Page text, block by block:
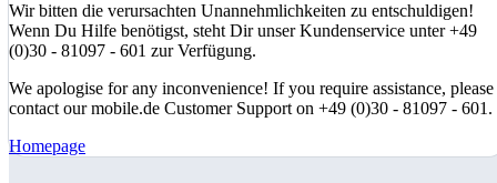
Wir bitten die verursachten Unannehmlichkeiten zu entschuldigen!
Wenn Du Hilfe benötigst, steht Dir unser Kundenservice unter +49
(0)30 - 81097 - 601 zur Verfügung.
We apologise for any inconvenience! If you require assistance, please
contact our mobile.de Customer Support on +49 (0)30 - 81097 - 601.
Homepage